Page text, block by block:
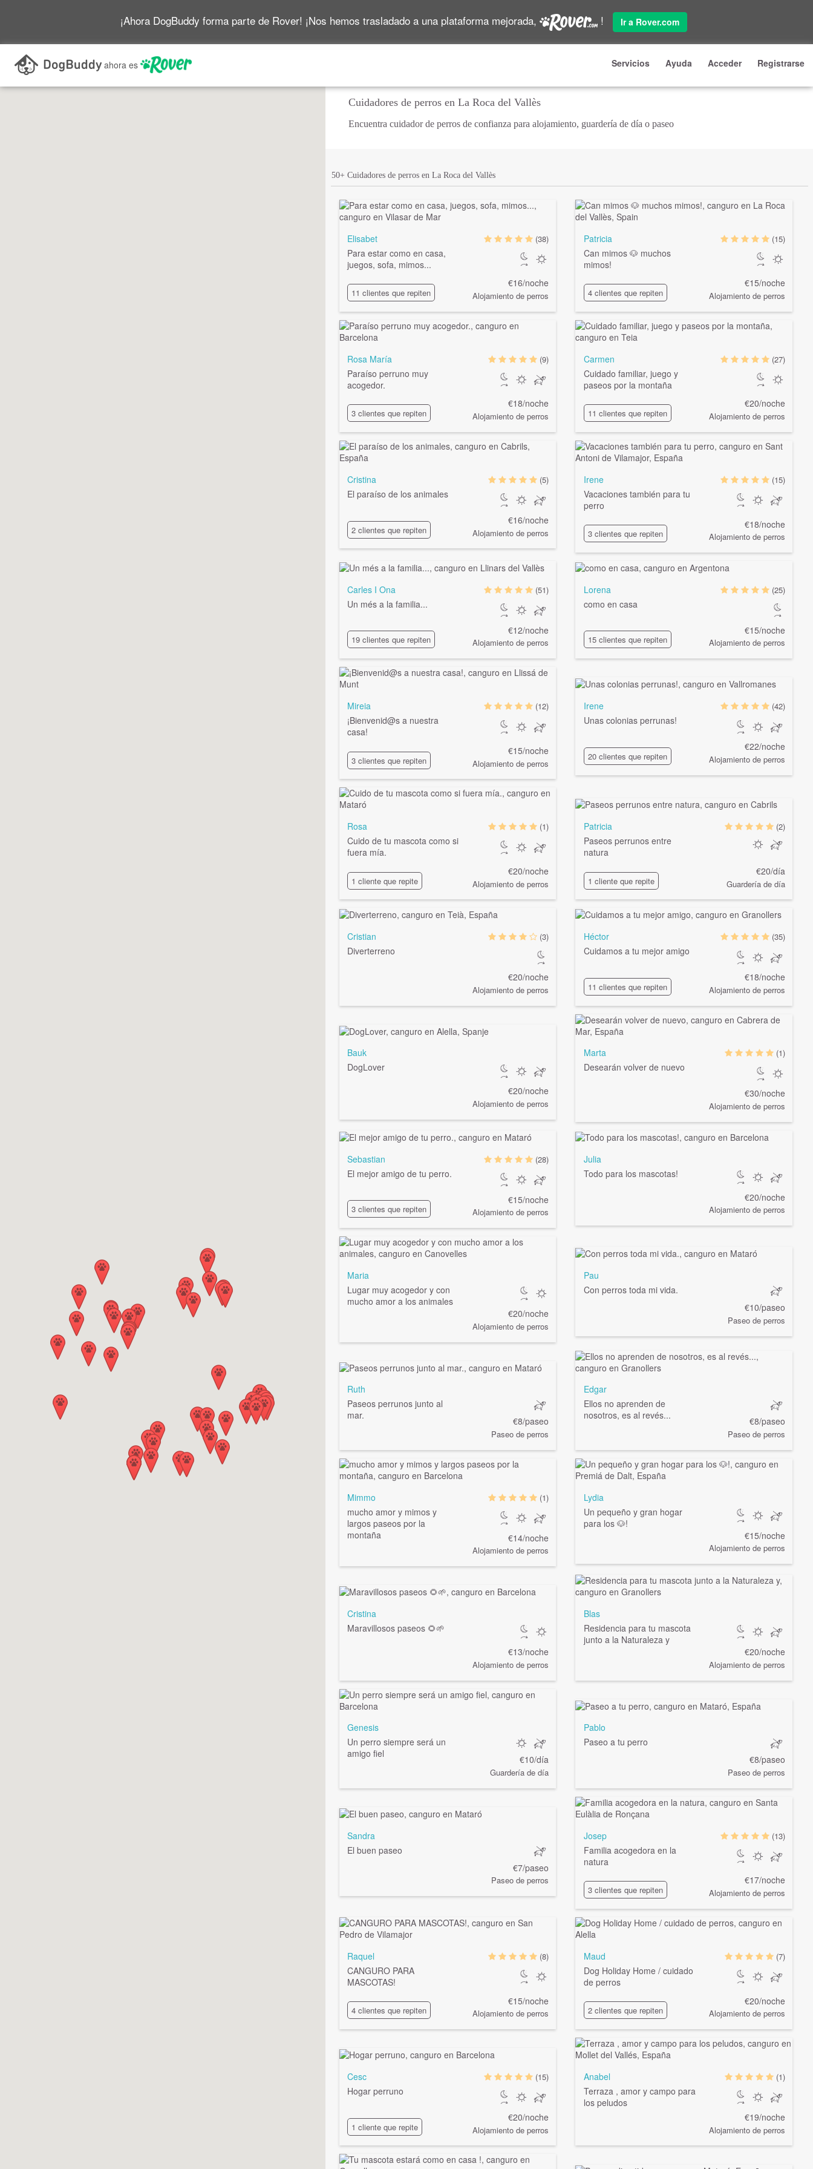
¡Ahora DogBuddy forma parte de Rover! ¡Nos hemos trasladado a una plataforma mejorada, ! Ir a Rover.com
ahora es Servicios Ayuda Acceder Registrarse
Buscar mientras me desplazo por el mapa
Cuidadores de perros en La Roca del Vallès
Encuentra cuidador de perros de confianza para alojamiento, guardería de día o paseo
50+ Cuidadores de perros en La Roca del Vallès
Elisabet
Para estar como en casa,
juegos, sofa, mimos...
11 clientes que repiten
(38)
€16/noche
Alojamiento de perros
Patricia
Can mimos 🐶 muchos
mimos!
4 clientes que repiten
(15)
€15/noche
Alojamiento de perros
Rosa María
Paraíso perruno muy
acogedor.
3 clientes que repiten
(9)
€18/noche
Alojamiento de perros
Carmen
Cuidado familiar, juego y
paseos por la montaña
11 clientes que repiten
(27)
€20/noche
Alojamiento de perros
Cristina
El paraíso de los animales
2 clientes que repiten
(5)
€16/noche
Alojamiento de perros
Irene
Vacaciones también para tu
perro
3 clientes que repiten
(15)
€18/noche
Alojamiento de perros
Carles I Ona
Un més a la familia...
19 clientes que repiten
(51)
€12/noche
Alojamiento de perros
Lorena
como en casa
15 clientes que repiten
(25)
€15/noche
Alojamiento de perros
Mireia
¡Bienvenid@s a nuestra
casa!
3 clientes que repiten
(12)
€15/noche
Alojamiento de perros
Irene
Unas colonias perrunas!
20 clientes que repiten
(42)
€22/noche
Alojamiento de perros
Rosa
Cuido de tu mascota como si
fuera mía.
1 cliente que repite
(1)
€20/noche
Alojamiento de perros
Patricia
Paseos perrunos entre
natura
1 cliente que repite
(2)
€20/día
Guardería de día
Cristian
Diverterreno
(3)
€20/noche
Alojamiento de perros
Héctor
Cuidamos a tu mejor amigo
11 clientes que repiten
(35)
€18/noche
Alojamiento de perros
Bauk
DogLover
€20/noche
Alojamiento de perros
Marta
Desearán volver de nuevo
(1)
€30/noche
Alojamiento de perros
Sebastian
El mejor amigo de tu perro.
3 clientes que repiten
(28)
€15/noche
Alojamiento de perros
Julia
Todo para los mascotas!
€20/noche
Alojamiento de perros
Maria
Lugar muy acogedor y con
mucho amor a los animales
€20/noche
Alojamiento de perros
Pau
Con perros toda mi vida.
€10/paseo
Paseo de perros
Ruth
Paseos perrunos junto al
mar.
€8/paseo
Paseo de perros
Edgar
Ellos no aprenden de
nosotros, es al revés...
€8/paseo
Paseo de perros
Mimmo
mucho amor y mimos y
largos paseos por la
montaña
(1)
€14/noche
Alojamiento de perros
Lydia
Un pequeño y gran hogar
para los 🐶!
€15/noche
Alojamiento de perros
Cristina
Maravillosos paseos 🌻🌱
€13/noche
Alojamiento de perros
Blas
Residencia para tu mascota
junto a la Naturaleza y
€20/noche
Alojamiento de perros
Genesis
Un perro siempre será un
amigo fiel
€10/día
Guardería de día
Pablo
Paseo a tu perro
€8/paseo
Paseo de perros
Sandra
El buen paseo
€7/paseo
Paseo de perros
Josep
Familia acogedora en la
natura
3 clientes que repiten
(13)
€17/noche
Alojamiento de perros
Raquel
CANGURO PARA
MASCOTAS!
4 clientes que repiten
(8)
€15/noche
Alojamiento de perros
Maud
Dog Holiday Home / cuidado
de perros
2 clientes que repiten
(7)
€20/noche
Alojamiento de perros
Cesc
Hogar perruno
1 cliente que repite
(15)
€20/noche
Alojamiento de perros
Anabel
Terraza , amor y campo para
los peludos
(1)
€19/noche
Alojamiento de perros